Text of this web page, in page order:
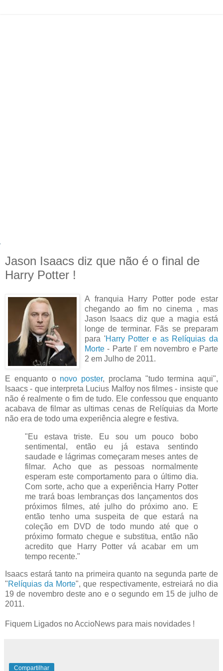
Jason Isaacs diz que não é o final de
Harry Potter !
A franquia Harry Potter pode estar
chegando ao fim no cinema , mas
Jason Isaacs diz que a magia está
longe de terminar. Fãs se preparam
para 'Harry Potter e as Relíquias da
Morte - Parte I' em novembro e Parte
2 em Julho de 2011.
E enquanto o novo poster, proclama "tudo termina aqui",
Isaacs - que interpreta Lucius Malfoy nos filmes - insiste que
não é realmente o fim de tudo. Ele confessou que enquanto
acabava de filmar as ultimas cenas de Relíquias da Morte
não era de todo uma experiência alegre e festiva.
"Eu estava triste. Eu sou um pouco bobo
sentimental, então eu já estava sentindo
saudade e lágrimas começaram meses antes de
filmar. Acho que as pessoas normalmente
esperam este comportamento para o último dia.
Com sorte, acho que a experiência Harry Potter
me trará boas lembranças dos lançamentos dos
próximos filmes, até julho do próximo ano. E
então tenho uma suspeita de que estará na
coleção em DVD de todo mundo até que o
próximo formato chegue e substitua, então não
acredito que Harry Potter vá acabar em um
tempo recente."
Isaacs estará tanto na primeira quanto na segunda parte de
"Relíquias da Morte", que respectivamente, estreiará no dia
19 de novembro deste ano e o segundo em 15 de julho de
2011.
Fiquem Ligados no AccioNews para mais novidades !
Compartilhar